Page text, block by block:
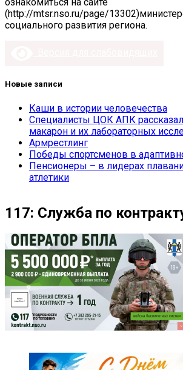
(http://mtsr.nso.ru/page/
социального развития региона.
Новые записи
Каши в истории человечества
Специалисты ЦОК АПК
макарон и их лабораторных
Армрестлинг
Победы спортсменов в
Пенсионеры – в лидерах
атлетики
117: Служба по